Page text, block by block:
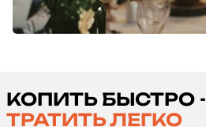
КОПИТЬ БЫСТРО -
ТРАТИТЬ ЛЕГКО